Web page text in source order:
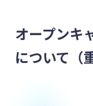
オープンキ
について（